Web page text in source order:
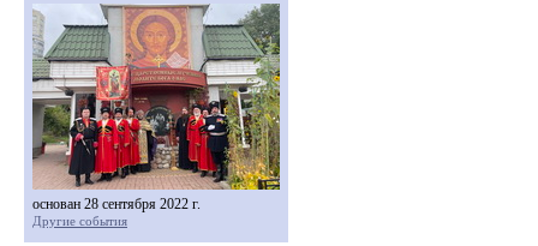
основан 28 сентября 2022 г.
Другие события